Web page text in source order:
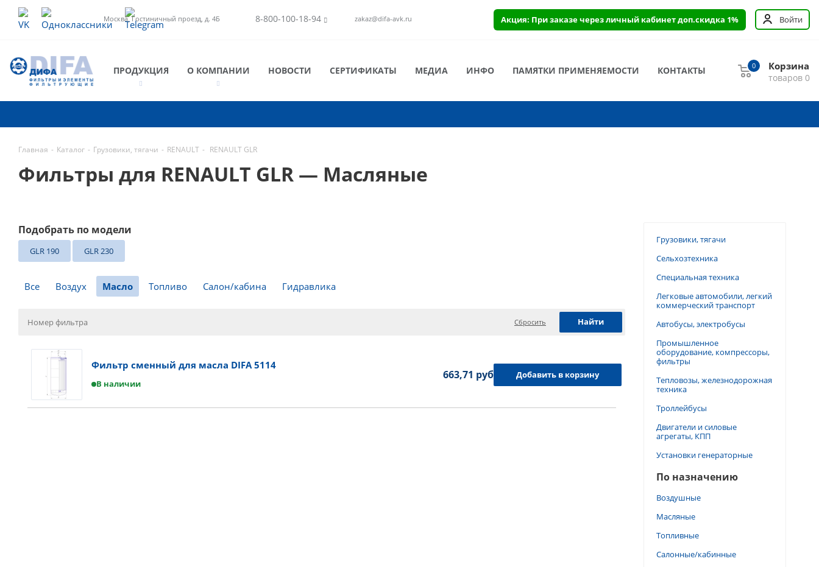
Москва, Гостиничный проезд, д. 4Б 8-800-100-18-94 zakaz@difa-avk.ru Акция: При заказе через личный кабинет доп.скидка 1% Войти
ПРОДУКЦИЯ О КОМПАНИИ НОВОСТИ СЕРТИФИКАТЫ МЕДИА ИНФО ПАМЯТКИ ПРИМЕНЯЕМОСТИ КОНТАКТЫ Корзина
товаров 0
0
Главная - Каталог - Грузовики, тягачи - RENAULT - RENAULT GLR
Фильтры для RENAULT GLR — Масляные
Подобрать по модели
GLR 190 GLR 230
Все Воздух Масло Топливо Салон/кабина Гидравлика
Сбросить
Фильтр сменный для масла DIFA 5114
В наличии
663,71 руб. Добавить в корзину
Грузовики, тягачи
Сельхозтехника
Специальная техника
Легковые автомобили, легкий
коммерческий транспорт
Автобусы, электробусы
Промышленное
оборудование, компрессоры,
фильтры
Тепловозы, железнодорожная
техника
Троллейбусы
Двигатели и силовые
агрегаты, КПП
Установки генераторные
По назначению
Воздушные
Масляные
Топливные
Салонные/кабинные